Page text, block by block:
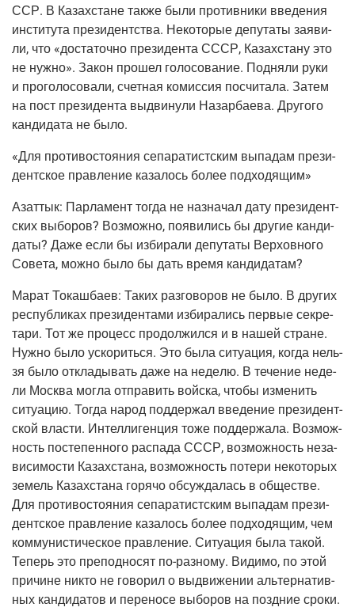
ССР. В Казах­стане так­же были про­тив­ни­ки вве­де­ния
инсти­ту­та пре­зи­дент­ства. Неко­то­рые депу­та­ты заяви­
ли, что «доста­точ­но пре­зи­ден­та СССР, Казах­ста­ну это
не нуж­но». Закон про­шел голо­со­ва­ние. Под­ня­ли руки
и про­го­ло­со­ва­ли, счет­ная комис­сия посчи­та­ла. Затем
на пост пре­зи­ден­та выдви­ну­ли Назар­ба­е­ва. Дру­го­го
кан­ди­да­та не было.
«Для про­ти­во­сто­я­ния сепа­ра­тист­ским выпа­дам пре­зи­
дент­ское прав­ле­ние каза­лось более подходящим»
Азаттык: Пар­ла­мент тогда не назна­чал дату пре­зи­дент­
ских выбо­ров? Воз­мож­но, появи­лись бы дру­гие кан­ди­
да­ты? Даже если бы изби­ра­ли депу­та­ты Вер­хов­но­го
Сове­та, мож­но было бы дать вре­мя кандидатам?
Марат Токаш­ба­ев: Таких раз­го­во­ров не было. В дру­гих
рес­пуб­ли­ках пре­зи­ден­та­ми изби­ра­лись пер­вые сек­ре­
та­ри. Тот же про­цесс про­дол­жил­ся и в нашей стране.
Нуж­но было уско­рить­ся. Это была ситу­а­ция, когда нель­
зя было откла­ды­вать даже на неде­лю. В тече­ние неде­
ли Москва мог­ла отпра­вить вой­ска, что­бы изме­нить
ситу­а­цию. Тогда народ под­дер­жал вве­де­ние пре­зи­дент­
ской вла­сти. Интел­ли­ген­ция тоже под­дер­жа­ла. Воз­мож­
ность посте­пен­но­го рас­па­да СССР, воз­мож­ность неза­
ви­си­мо­сти Казах­ста­на, воз­мож­ность поте­ри неко­то­рых
земель Казах­ста­на горя­чо обсуж­да­лась в обще­стве.
Для про­ти­во­сто­я­ния сепа­ра­тист­ским выпа­дам пре­зи­
дент­ское прав­ле­ние каза­лось более под­хо­дя­щим, чем
ком­му­ни­сти­че­ское прав­ле­ние. Ситу­а­ция была такой.
Теперь это пре­под­но­сят по-раз­но­му. Види­мо, по этой
при­чине никто не гово­рил о выдви­же­нии аль­тер­на­тив­
ных кан­ди­да­тов и пере­но­се выбо­ров на позд­ние сроки.